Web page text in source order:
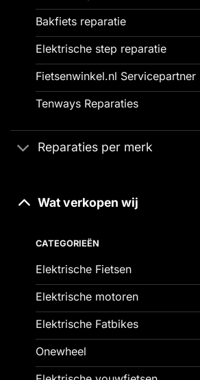
Bakfiets reparatie
Elektrische step reparatie
Fietsenwinkel.nl Servicepartner
Tenways Reparaties
Reparaties per merk
Wat verkopen wij
CATEGORIEËN
Elektrische Fietsen
Elektrische motoren
Elektrische Fatbikes
Onewheel